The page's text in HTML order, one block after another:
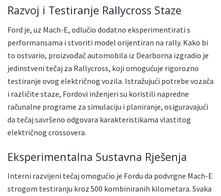
Razvoj i Testiranje Rallycross Staze
Ford je, uz Mach-E, odlučio dodatno eksperimentirati s
performansama i stvoriti model orijentiran na rally. Kako bi
to ostvario, proizvođač automobila iz Dearborna izgradio je
jedinstveni tečaj za Rallycross, koji omogućuje rigorozno
testiranje ovog električnog vozila. Istražujući potrebe vozača
i različite staze, Fordovi inženjeri su koristili napredne
računalne programe za simulaciju i planiranje, osiguravajući
da tečaj savršeno odgovara karakteristikama vlastitog
električnog crossovera.
Eksperimentalna Sustavna Rješenja
Interni razvijeni tečaj omogućio je Fordu da podvrgne Mach-E
strogom testiranju kroz 500 kombiniranih kilometara. Svaka